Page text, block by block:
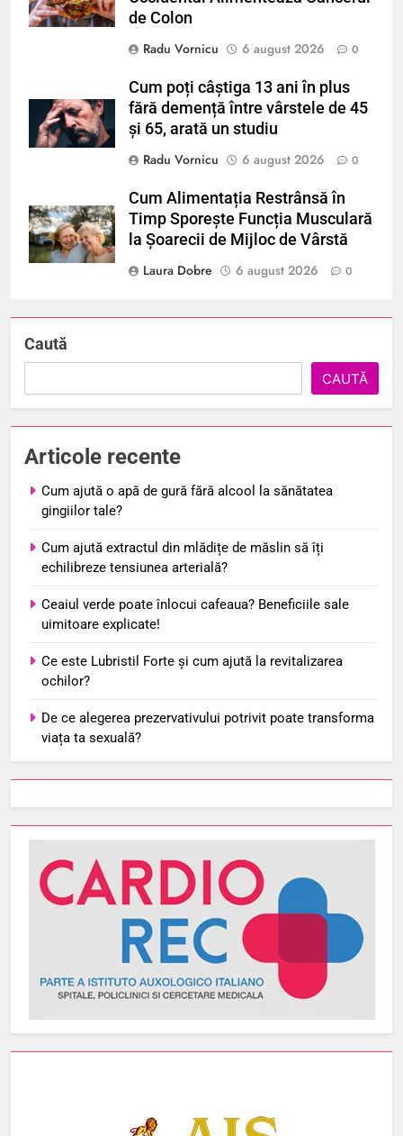
de Colon
Radu Vornicu
6 august 2026 0
Cum poți câștiga 13 ani în plus
fără demență între vârstele de 45
și 65, arată un studiu
Radu Vornicu
6 august 2026 0
Cum Alimentația Restrânsă în
Timp Sporește Funcția Musculară
la Șoarecii de Mijloc de Vârstă
Laura Dobre
6 august 2026 0
Caută
CAUTĂ
Articole recente
Cum ajută o apă de gură fără alcool la sănătatea
gingiilor tale?
Cum ajută extractul din mlădițe de măslin să îți
echilibreze tensiunea arterială?
Ceaiul verde poate înlocui cafeaua? Beneficiile sale
uimitoare explicate!
Ce este Lubristil Forte și cum ajută la revitalizarea
ochilor?
De ce alegerea prezervativului potrivit poate transforma
viața ta sexuală?